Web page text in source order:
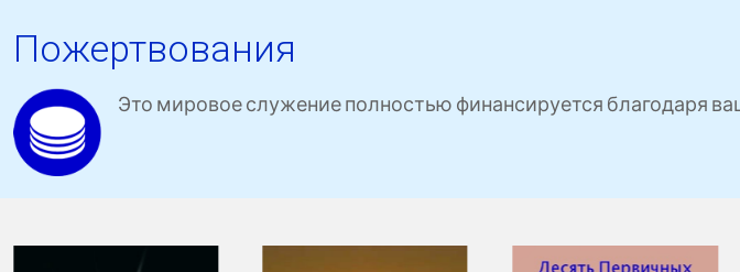
Пожертвования
Это мировое служение полностью финансируется благодаря